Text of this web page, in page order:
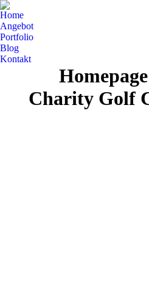
Home
Angebot
Portfolio
Blog
Kontakt
Charity Golf